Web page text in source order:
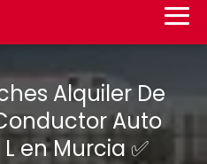
Alquiler De
Auto
en Murcia ✅